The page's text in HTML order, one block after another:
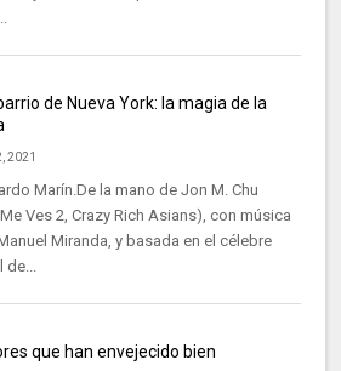
de Nueva York: la magia de la
2021
Marín.De la mano de Jon M. Chu
Ves 2, Crazy Rich Asians), con música
Miranda, y basada en el célebre
que han envejecido bien